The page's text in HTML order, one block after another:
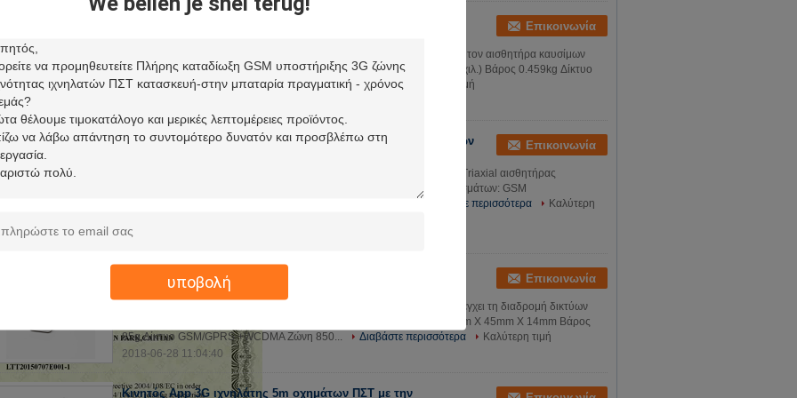
υποβολή
Επικοινωνία
Αυτοκίνητος ιχνηλάτης ΠΣΤ 3G με Temp λειτουργιών τον αισθητήρα και τον αισθητήρα καυσίμων
Παράμετροι απόδοσης: Περιεχόμενο Specs. Εξασθενίστε. 87 * 57 * 25 (χιλ.) Βάρος 0.459kg Δίκτυο
GSM/GPRS Ζώνη 900/1800...
Διαβάστε περισσότερα
Καλύτερη τιμή
Ενσωματωμένη μπαταρία 300Mah ιχνηλατών ΠΣΤ αυτοκινήτων
Επικοινωνία
Ενσωματωμένη μπαταρία 300Mah ιχνηλατών ΠΣΤ αυτοκινήτων 3G και Triaxial αισθητήρας
επιτάχυνσης Περιγραφή προϊόντων Κατάλογος χαρακτηριστικών γνωρισμάτων: GSM
Διαβάστε περισσότερα
Καλύτερη
2018-07-20 11:57:07
Ιχνηλάτης ΠΣΤ αυτοκινήτων 3g πραγματικός - χρόνος που
ακολουθεί το κομμένο Geofencing πετρέλαιο SOS
Επικοινωνία
3G ακολουθώντας ΠΣΤ εντοπιστών αυτοκινήτων ιχνηλατών ΠΣΤ που ελέγχει τη διαδρομή δικτύων
WCDMA Παράμετροι απόδοσης: Περιεχόμενο Specs. Εξασθενίστε. 94mm X 45mm X 14mm Βάρος
85g Δίκτυο GSM/GPRS +WCDMA Ζώνη 850...
Διαβάστε περισσότερα
Καλύτερη τιμή
2018-06-28 11:04:40
Κινητός App 3G ιχνηλάτης 5m οχημάτων ΠΣΤ με την